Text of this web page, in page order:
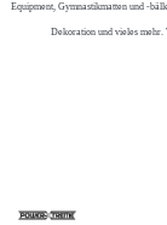
Equipment, Gymnastikmatten und -
Dekoration und vieles mehr.